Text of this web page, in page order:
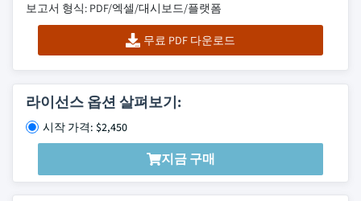
보고서 형식: PDF/엑셀/대시보드/플랫폼
무료 PDF 다운로드
라이선스 옵션 살펴보기:
시작 가격: $2,450
지금 구매